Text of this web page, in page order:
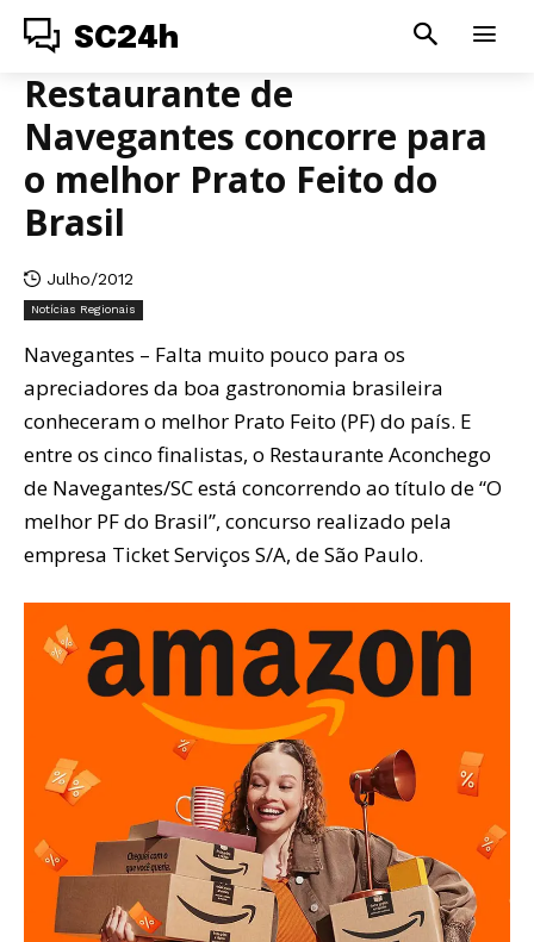
SC24h
Restaurante de
Navegantes concorre para
o melhor Prato Feito do
Brasil
Julho/2012
Notícias Regionais
Navegantes – Falta muito pouco para os
apreciadores da boa gastronomia brasileira
conheceram o melhor Prato Feito (PF) do país. E
entre os cinco finalistas, o Restaurante Aconchego
de Navegantes/SC está concorrendo ao título de “O
melhor PF do Brasil”, concurso realizado pela
empresa Ticket Serviços S/A, de São Paulo.